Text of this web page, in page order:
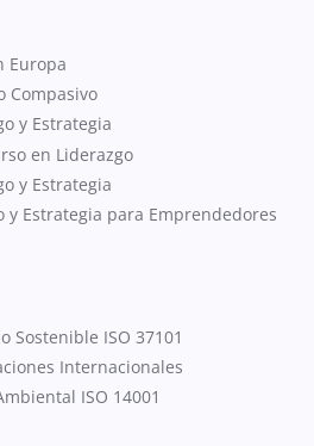
Europa
Compasivo
y Estrategia
en Liderazgo
y Estrategia
y Estrategia para Emprendedores
Sostenible ISO 37101
Internacionales
ISO 14001